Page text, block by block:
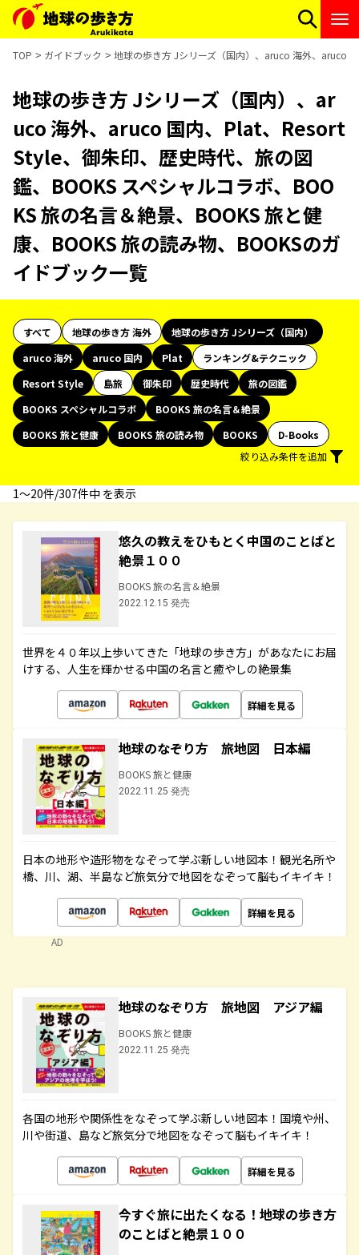
TOP ガイドブック 地球の歩き方 Jシリーズ（国内）、aruco 海外、aruco
地球の歩き方 Jシリーズ（国内）、ar
uco 海外、aruco 国内、Plat、Resort
Style、御朱印、歴史時代、旅の図
鑑、BOOKS スペシャルコラボ、BOO
KS 旅の名言＆絶景、BOOKS 旅と健
康、BOOKS 旅の読み物、BOOKSのガ
イドブック一覧
すべて 地球の歩き方 海外
地球の歩き方 Jシリーズ（国内）
aruco 海外
aruco 国内 Plat
ランキング&テクニック
Resort Style
島旅 御朱印 歴史時代
旅の図鑑
BOOKS スペシャルコラボ
BOOKS 旅の名言＆絶景
BOOKS 旅と健康
BOOKS 旅の読み物 BOOKS
D-Books
絞り込み条件を追加
1〜20件/307件中 を表示
悠久の教えをひもとく中国のことばと
絶景１００
BOOKS 旅の名言＆絶景
2022.12.15 発売
世界を４０年以上歩いてきた「地球の歩き方」があなたにお届
けする、人生を輝かせる中国の名言と癒やしの絶景集
詳細を見る
地球のなぞり方 旅地図 日本編
BOOKS 旅と健康
2022.11.25 発売
日本の地形や造形物をなぞって学ぶ新しい地図本！観光名所や
橋、川、湖、半島など旅気分で地図をなぞって脳もイキイキ！
詳細を見る
AD
地球のなぞり方 旅地図 アジア編
BOOKS 旅と健康
2022.11.25 発売
各国の地形や関係性をなぞって学ぶ新しい地図本！国境や州、
川や街道、島など旅気分で地図をなぞって脳もイキイキ！
詳細を見る
今すぐ旅に出たくなる！地球の歩き方
のことばと絶景１００